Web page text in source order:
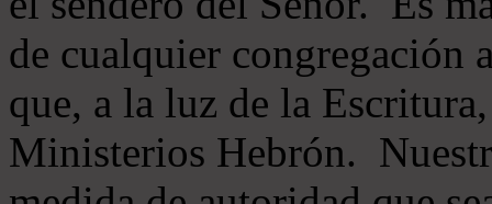
de cualquier congregación
que, a la luz de la
Ministerios Hebrón.